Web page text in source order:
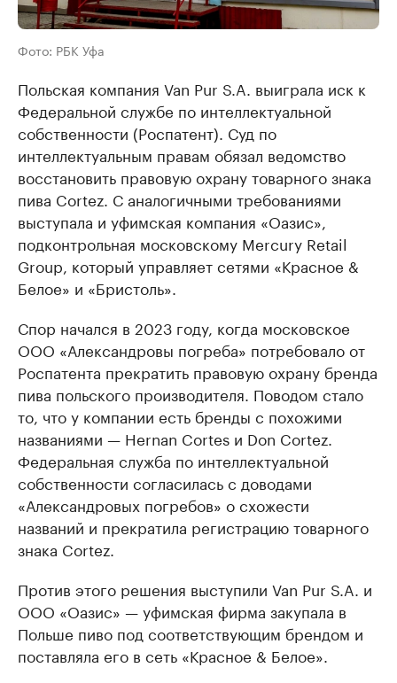
Фото: РБК Уфа
Польская компания Van Pur S.A. выиграла иск к
Федеральной службе по интеллектуальной
собственности (Роспатент). Суд по
интеллектуальным правам обязал ведомство
восстановить правовую охрану товарного знака
пива Cortez. С аналогичными требованиями
выступала и уфимская компания «Оазис»,
подконтрольная московскому Mercury Retail
Group, который управляет сетями «Красное &
Белое» и «Бристоль».
Спор начался в 2023 году, когда московское
ООО «Александровы погреба» потребовало от
Роспатента прекратить правовую охрану бренда
пива польского производителя. Поводом стало
то, что у компании есть бренды с похожими
названиями — Hernan Cortes и Don Cortez.
Федеральная служба по интеллектуальной
собственности согласилась с доводами
«Александровых погребов» о схожести
названий и прекратила регистрацию товарного
знака Cortez.
Против этого решения выступили Van Pur S.A. и
ООО «Оазис» — уфимская фирма закупала в
Польше пиво под соответствующим брендом и
поставляла его в сеть «Красное & Белое».